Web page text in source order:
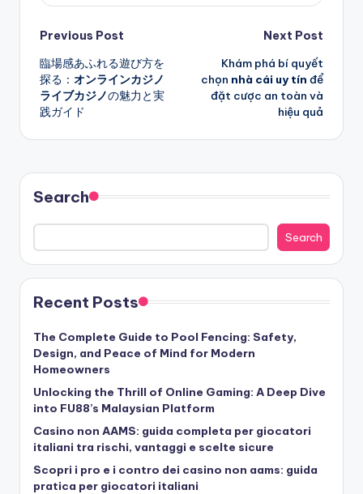
Post
navigation
Previous Post
臨場感あふれる遊び方を
探る： オンラインカジノ
ライブカジノの魅力と実
践ガイド
Next Post
Khám phá bí quyết
chọn nhà cái uy tín để
đặt cược an toàn và
hiệu quả
Search
Search
Recent Posts
The Complete Guide to Pool Fencing: Safety,
Design, and Peace of Mind for Modern
Homeowners
Unlocking the Thrill of Online Gaming: A Deep Dive
into FU88’s Malaysian Platform
Casino non AAMS: guida completa per giocatori
italiani tra rischi, vantaggi e scelte sicure
Scopri i pro e i contro dei casino non aams: guida
pratica per giocatori italiani